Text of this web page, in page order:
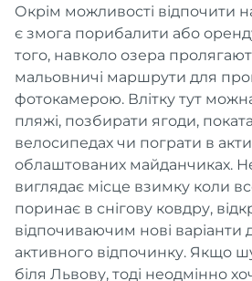
Окрім можливості відпочити
є змога порибалити або
того, навколо озера
мальовничі маршрути для
фотокамерою. Влітку тут
пляжі, позбирати ягоди,
велосипедах чи пограти в
облаштованих майданчиках.
виглядає місце взимку коли
поринає в снігову ковдру,
відпочиваючим нові варіанти
активного відпочинку. Якщо
біля Львову, тоді неодмінно